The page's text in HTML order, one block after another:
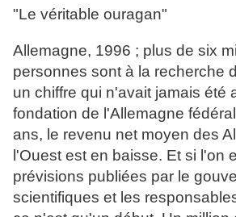
"Le véritable ouragan"
Allemagne, 1996 ; plus de six
personnes sont à la recherche
un chiffre qui n'avait jamais été
fondation de l'Allemagne
ans, le revenu net moyen des
l'Ouest est en baisse. Et si l'on
prévisions publiées par le
scientifiques et les